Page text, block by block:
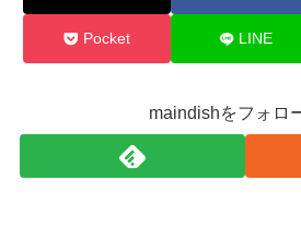
Pocket LINE
maindishをフォロ